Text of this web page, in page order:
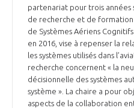
partenariat pour trois années
de recherche et de
de Systèmes Aériens
en 2016, vise à repenser la
les systèmes utilisés dans
recherche concernent « la
décisionnelle des systèmes
système ». La chaire a pour
aspects de la collaboration